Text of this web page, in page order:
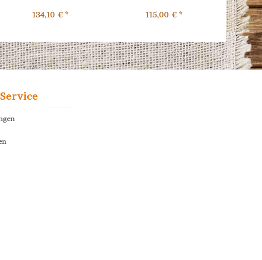
134,10 € * 115,00 € *